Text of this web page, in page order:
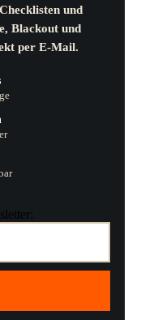
und
Blackout und
per E-Mail.